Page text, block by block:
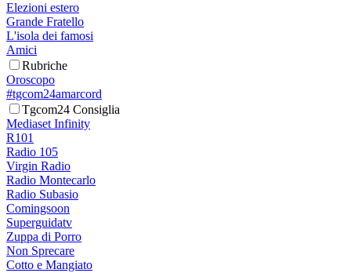
Elezioni estero
Grande Fratello
L'isola dei famosi
Amici
Rubriche
Oroscopo
#tgcom24amarcord
Tgcom24 Consiglia
Mediaset Infinity
R101
Radio 105
Virgin Radio
Radio Montecarlo
Radio Subasio
Comingsoon
Superguidatv
Zuppa di Porro
Non Sprecare
Cotto e Mangiato